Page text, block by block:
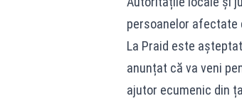
persoanelor afectate
La Praid este
anunțat că va veni
ajutor ecumenic din